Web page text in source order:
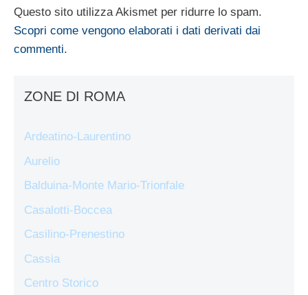
Questo sito utilizza Akismet per ridurre lo spam.
Scopri come vengono elaborati i dati derivati dai
commenti.
ZONE DI ROMA
Ardeatino-Laurentino
Aurelio
Balduina-Monte Mario-Trionfale
Casalotti-Boccea
Casilino-Prenestino
Cassia
Centro Storico